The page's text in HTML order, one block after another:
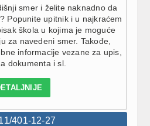
smer i želite naknadno da
Popunite upitnik i u najkraćem
škola u kojima je moguće
za navedeni smer. Takođe,
informacije vezane za upis,
dokumenta i sl.
401-12-27